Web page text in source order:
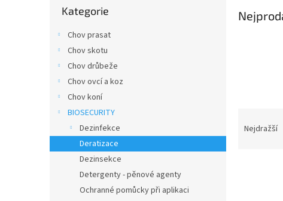
e
l
kategorie
Kategorie
Chov prasat
Chov skotu
Chov drůbeže
Chov ovcí a koz
Chov koní
BIOSECURITY
Dezinfekce
Deratizace
Dezinsekce
Detergenty - pěnové agenty
Ochranné pomůcky při aplikaci
Nejdražší